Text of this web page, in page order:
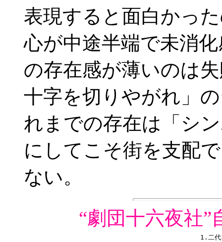
表現すると面白かっ
心が中途半端で未消
の存在感が薄いのは
十字を切りやがれ」
れまでの存在は「シ
にしてこそ街を支配
ない。
“劇団十六夜社
1.二代